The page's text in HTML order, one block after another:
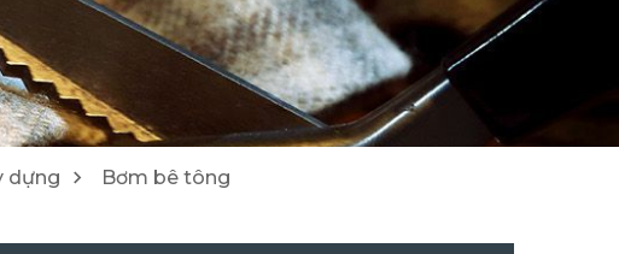
2
Cẩu Tadano/ Kobelco/ DY Máy đào/ Máy xúc lật Hitachi
dựng Bơm bê tông